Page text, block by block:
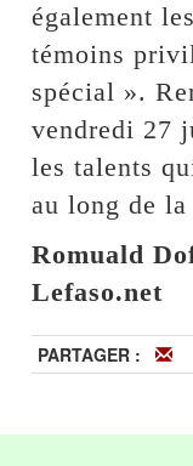
également
témoins
spécial ».
vendredi 27
les talents
au long de la
Romuald
Lefaso.net
PARTAGER :